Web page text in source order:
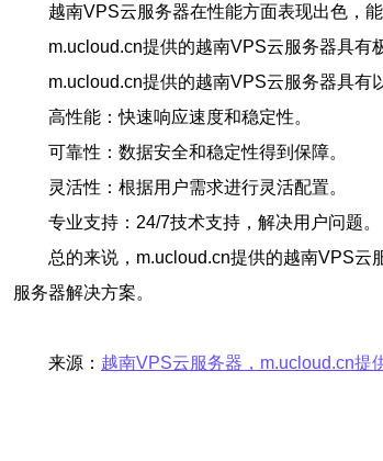
越南VPS云服务器在性能方面表现出色，
m.ucloud.cn提供的越南VPS云服务器具有
m.ucloud.cn提供的越南VPS云服务器具有
高性能：快速响应速度和稳定性。
可靠性：数据安全和稳定性得到保障。
灵活性：根据用户需求进行灵活配置。
专业支持：24/7技术支持，解决用户问题。
总的来说，m.ucloud.cn提供的越南VPS云
服务器解决方案。
来源： 越南VPS云服务器，m.ucloud.cn提